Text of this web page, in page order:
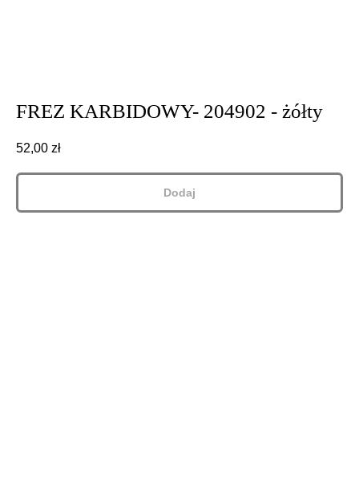
FREZ KARBIDOWY- 204902 - żółty
52,00 zł
Dodaj